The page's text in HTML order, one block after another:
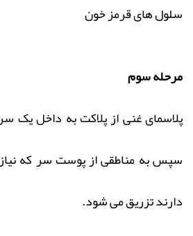
سلول های قرمز خون
مرحله سوم
پلاسمای غنی از پلاکت به داخل
سپس به مناطقی از پوست سر که
دارند تزریق می شود.